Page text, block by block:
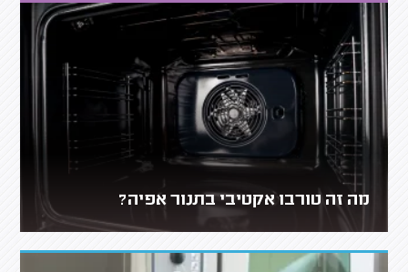
מה זה טורבו אקטיבי בתנור אפיה?